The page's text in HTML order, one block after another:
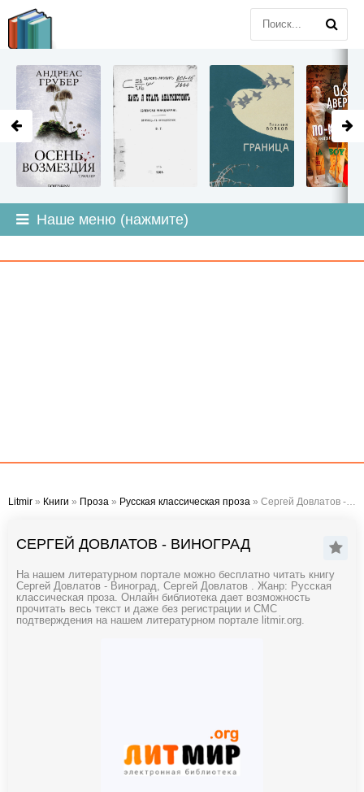
Наше меню (нажмите)
Litmir » Книги » Проза » Русская классическая проза » Сергей Довлатов - Виноград
СЕРГЕЙ ДОВЛАТОВ - ВИНОГРАД
На нашем литературном портале можно бесплатно читать книгу
Сергей Довлатов - Виноград, Сергей Довлатов . Жанр: Русская
классическая проза. Онлайн библиотека дает возможность
прочитать весь текст и даже без регистрации и СМС
подтверждения на нашем литературном портале litmir.org.
LITMIR.ORG